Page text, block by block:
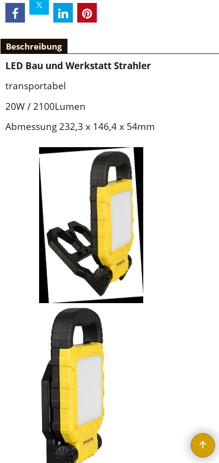
Beschreibung
LED Bau und Werkstatt Strahler
transportabel
20W / 2100Lumen
Abmessung 232,3 x 146,4 x 54mm